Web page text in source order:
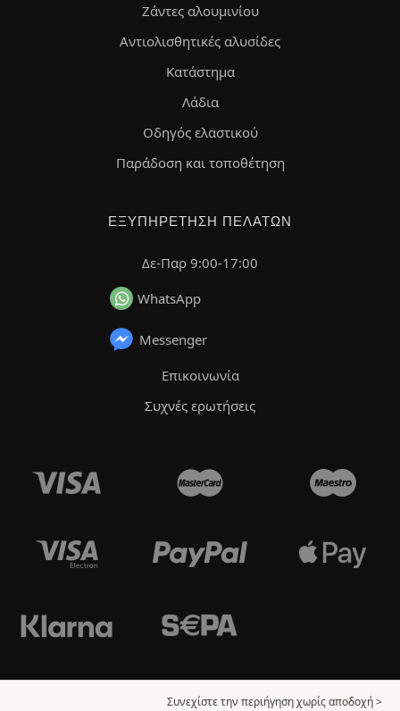
Ζάντες αλουμινίου
Αντιολισθητικές αλυσίδες
Κατάστημα
Λάδια
Οδηγός ελαστικού
Παράδοση και τοποθέτηση
ΕΞΥΠΗΡΈΤΗΣΗ ΠΕΛΑΤΏΝ
Δε-Παρ 9:00-17:00
WhatsApp
Messenger
Επικοινωνία
Συχνές ερωτήσεις
Συνεχίστε την περιήγηση χωρίς αποδοχή >